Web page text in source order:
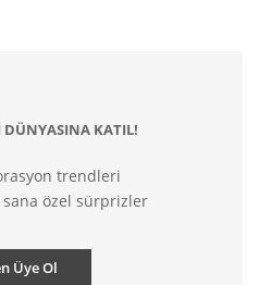
DÜNYASINA KATIL!
trendleri
özel sürprizler
Üye Ol